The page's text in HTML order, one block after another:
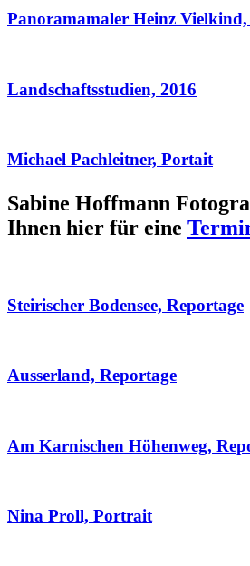
Panoramamaler Heinz Vielkind,
Landschaftsstudien, 2016
Michael Pachleitner, Portait
Sabine Hoffmann
Ihnen hier für eine
Steirischer Bodensee, Reportage
Ausserland, Reportage
Am Karnischen Höhenweg,
Nina Proll, Portrait